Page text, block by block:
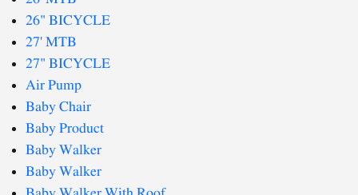
26" BICYCLE
27' MTB
27" BICYCLE
Air Pump
Baby Chair
Baby Product
Baby Walker
Baby Walker